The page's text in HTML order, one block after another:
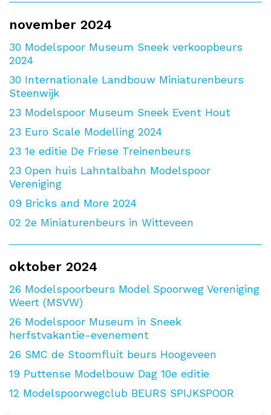
november 2024
30 Modelspoor Museum Sneek verkoopbeurs
2024
30 Internationale Landbouw Miniaturenbeurs
Steenwijk
23 Modelspoor Museum Sneek Event Hout
23 Euro Scale Modelling 2024
23 1e editie De Friese Treinenbeurs
23 Open huis Lahntalbahn Modelspoor
Vereniging
09 Bricks and More 2024
02 2e Miniaturenbeurs in Witteveen
oktober 2024
26 Modelspoorbeurs Model Spoorweg Vereniging
Weert (MSVW)
26 Modelspoor Museum in Sneek
herfstvakantie-evenement
26 SMC de Stoomfluit beurs Hoogeveen
19 Puttense Modelbouw Dag 10e editie
12 Modelspoorwegclub BEURS SPIJKSPOOR